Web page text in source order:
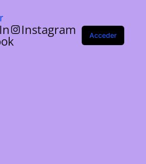
Instagram Acceder